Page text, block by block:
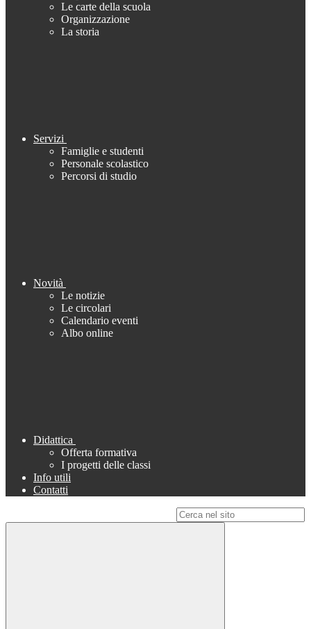
Le carte della scuola
Organizzazione
La storia
Servizi
Famiglie e studenti
Personale scolastico
Percorsi di studio
Novità
Le notizie
Le circolari
Calendario eventi
Albo online
Didattica
Offerta formativa
I progetti delle classi
Info utili
Contatti